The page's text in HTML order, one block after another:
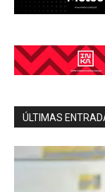
ÚLTIMAS